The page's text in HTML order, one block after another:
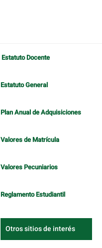
Estatuto Docente
Estatuto General
Plan Anual de Adquisiciones
Valores de Matrícula
Valores Pecuniarios
Reglamento Estudiantil
Otros sitios de interés